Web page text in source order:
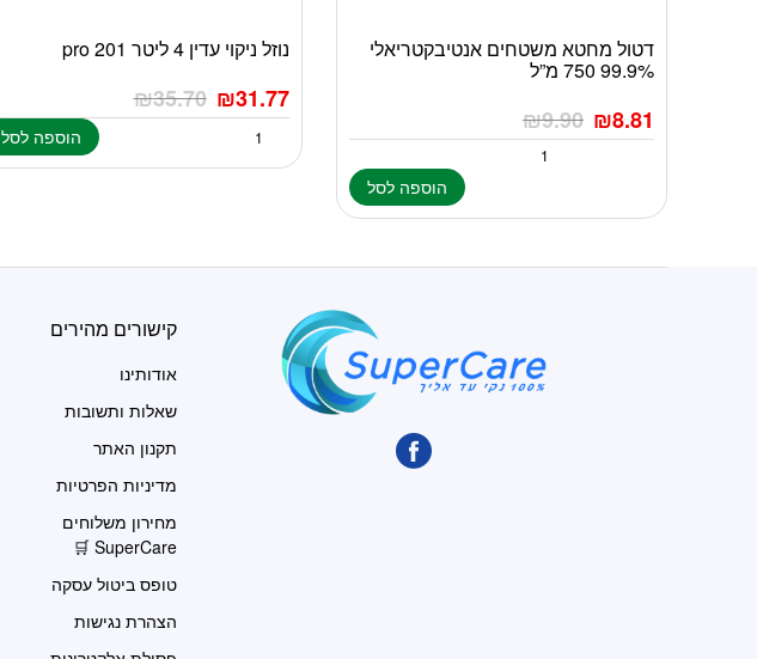
דטול מחטא משטחים אנטיבקטריאלי
99.9% 750 מ”ל
₪9.90 ₪8.81
הוספה לסל
נוזל ניקוי עדין 4 ליטר pro 201
₪35.70 ₪31.77
הוספה לסל
קישורים מהירים
אודותינו
שאלות ותשובות
תקנון האתר
מדיניות הפרטיות
מחירון משלוחים
SuperCare 🛒
טופס ביטול עסקה
הצהרת נגישות